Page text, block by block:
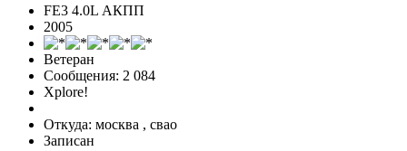
FE3 4.0L АКПП
2005
Ветеран
Сообщения: 2 084
Xplore!
Откуда: москва , свао
Записан